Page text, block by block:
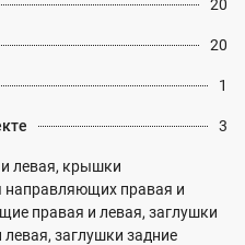
20
20
1
3
левая, крышки
направляющих правая и
правая и левая, заглушки
левая, заглушки задние